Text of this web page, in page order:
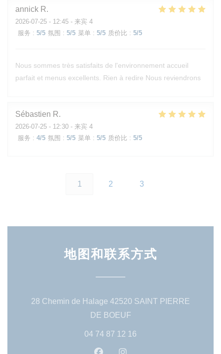
annick R
2026-07-25 - 12:45 - 来宾 4
服务 : 5/5 氛围 : 5/5 菜单 : 5/5 质价比 : 5/5
Nous sommes très satisfaits de l'environnement accueil
parfait et menus excellents. Rien à redire Nous reviendrons
Sébastien R
2026-07-25 - 12:30 - 来宾 4
服务 : 4/5 氛围 : 5/5 菜单 : 5/5 质价比 : 5/5
1 2 3
地图和联系方式
28 Chemin de Halage 42520 SAINT PIERRE
DE BOEUF((在新窗口中打开))
04 74 87 12 16